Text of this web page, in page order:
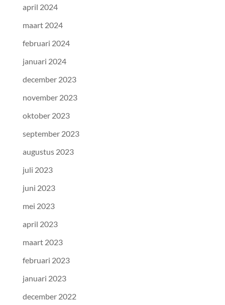
april 2024
maart 2024
februari 2024
januari 2024
december 2023
november 2023
oktober 2023
september 2023
augustus 2023
juli 2023
juni 2023
mei 2023
april 2023
maart 2023
februari 2023
januari 2023
december 2022